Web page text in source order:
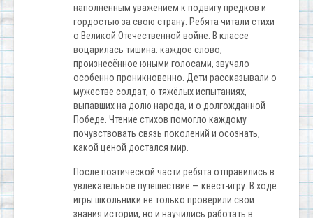
наполненным уважением к подвигу предков и
гордостью за свою страну. Ребята читали стихи
о Великой Отечественной войне. В классе
воцарилась тишина: каждое слово,
произнесённое юными голосами, звучало
особенно проникновенно. Дети рассказывали о
мужестве солдат, о тяжёлых испытаниях,
выпавших на долю народа, и о долгожданной
Победе. Чтение стихов помогло каждому
почувствовать связь поколений и осознать,
какой ценой достался мир.
После поэтической части ребята отправились в
увлекательное путешествие — квест-игру. В ходе
игры школьники не только проверили свои
знания истории, но и научились работать в